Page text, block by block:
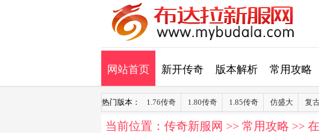
网站首页 新开传奇 版本解析 常用攻略
热门版本： 1.76传奇 1.80传奇 1.85传奇 仿盛大 复
当前位置： 传奇新服网 >> 常用攻略 >>